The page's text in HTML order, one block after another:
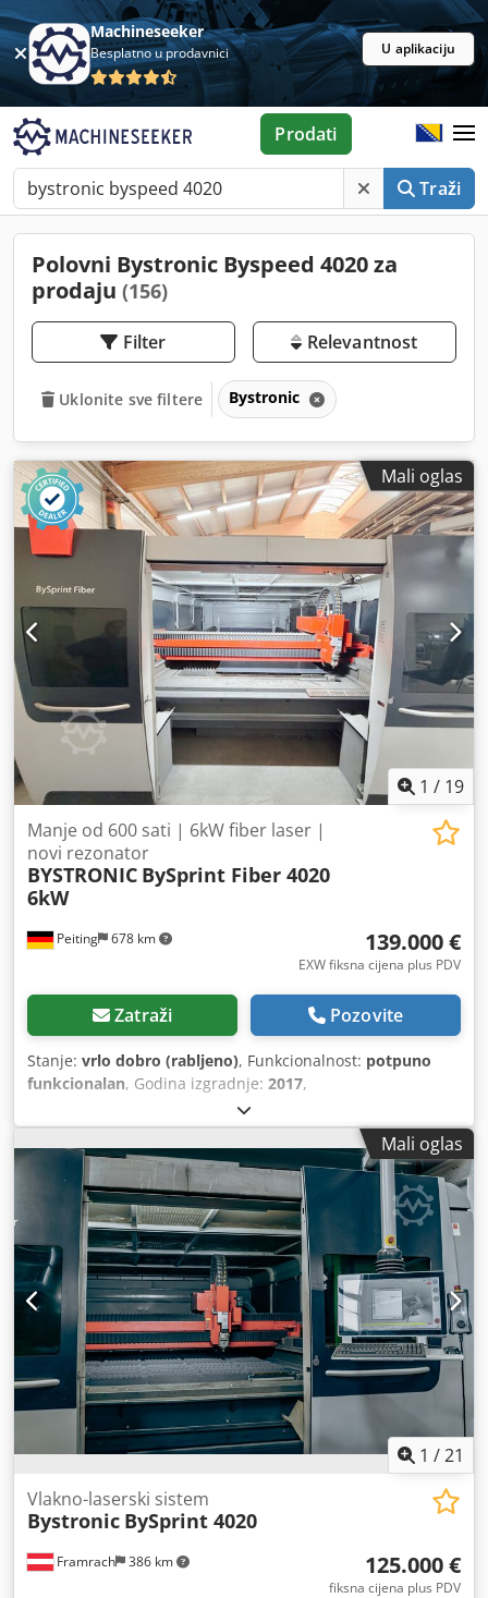
Machineseeker
Besplatno u prodavnici U aplikaciju
Traži
Prodati
Polovni Bystronic Byspeed 4020 za
prodaju (156)
Filter Relevantnost
Uklonite sve filtere Bystronic
Mali oglas
1 / 19
Peiting 678 km
Manje od 600 sati | 6kW fiber laser |
novi rezonator
BYSTRONIC BySprint Fiber 4020
6kW
139.000 €
EXW fiksna cijena plus PDV
Zatraži Pozovite
Stanje: vrlo dobro (rabljeno), Funkcionalnost: potpuno
funkcionalan, Godina izgradnje: 2017,
Mali oglas
1 /21
Framrach 386 km
Vlakno-laserski sistem
Bystronic BySprint 4020
125.000 €
fiksna cijena plus PDV